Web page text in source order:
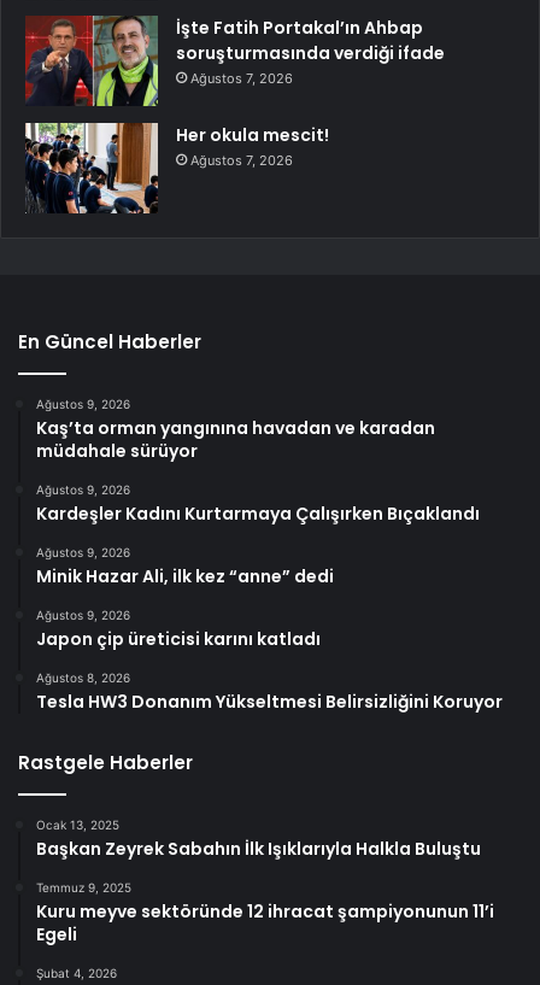
İşte Fatih Portakal’ın Ahbap
soruşturmasında verdiği ifade
Ağustos 7, 2026
Her okula mescit!
Ağustos 7, 2026
En Güncel Haberler
Ağustos 9, 2026
Kaş’ta orman yangınına havadan ve karadan
müdahale sürüyor
Ağustos 9, 2026
Kardeşler Kadını Kurtarmaya Çalışırken Bıçaklandı
Ağustos 9, 2026
Minik Hazar Ali, ilk kez “anne” dedi
Ağustos 9, 2026
Japon çip üreticisi karını katladı
Ağustos 8, 2026
Tesla HW3 Donanım Yükseltmesi Belirsizliğini Koruyor
Rastgele Haberler
Ocak 13, 2025
Başkan Zeyrek Sabahın İlk Işıklarıyla Halkla Buluştu
Temmuz 9, 2025
Kuru meyve sektöründe 12 ihracat şampiyonunun 11’i
Egeli
Şubat 4, 2026